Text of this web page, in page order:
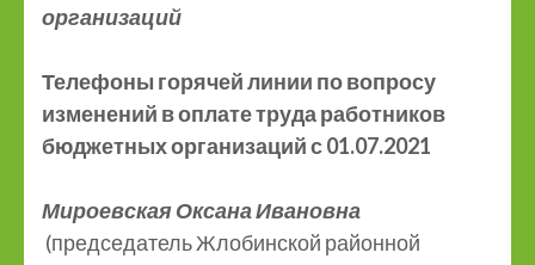
организаций
Телефоны горячей линии по вопросу
изменений в оплате труда работников
бюджетных организаций с 01.07.2021
Мироевская Оксана Ивановна
(председатель Жлобинской районной